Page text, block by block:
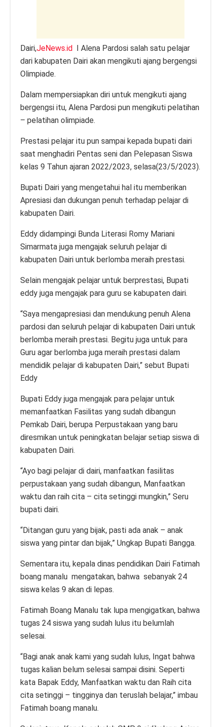
Dairi,JeNews.id I Alena Pardosi salah satu pelajar
dari kabupaten Dairi akan mengikuti ajang bergengsi
Olimpiade.
Dalam mempersiapkan diri untuk mengikuti ajang
bergengsi itu, Alena Pardosi pun mengikuti pelatihan
– pelatihan olimpiade.
Prestasi pelajar itu pun sampai kepada bupati dairi
saat menghadiri Pentas seni dan Pelepasan Siswa
kelas 9 Tahun ajaran 2022/2023, selasa(23/5/2023).
Bupati Dairi yang mengetahui hal itu memberikan
Apresiasi dan dukungan penuh terhadap pelajar di
kabupaten Dairi.
Eddy didampingi Bunda Literasi Romy Mariani
Simarmata juga mengajak seluruh pelajar di
kabupaten Dairi untuk berlomba meraih prestasi.
Selain mengajak pelajar untuk berprestasi, Bupati
eddy juga mengajak para guru se kabupaten dairi.
“Saya mengapresiasi dan mendukung penuh Alena
pardosi dan seluruh pelajar di kabupaten Dairi untuk
berlomba meraih prestasi. Begitu juga untuk para
Guru agar berlomba juga meraih prestasi dalam
mendidik pelajar di kabupaten Dairi,” sebut Bupati
Eddy
Bupati Eddy juga mengajak para pelajar untuk
memanfaatkan Fasilitas yang sudah dibangun
Pemkab Dairi, berupa Perpustakaan yang baru
diresmikan untuk peningkatan belajar setiap siswa di
kabupaten Dairi.
“Ayo bagi pelajar di dairi, manfaatkan fasilitas
perpustakaan yang sudah dibangun, Manfaatkan
waktu dan raih cita – cita setinggi mungkin,” Seru
bupati dairi.
“Ditangan guru yang bijak, pasti ada anak – anak
siswa yang pintar dan bijak,” Ungkap Bupati Bangga.
Sementara itu, kepala dinas pendidikan Dairi Fatimah
boang manalu mengatakan, bahwa sebanyak 24
siswa kelas 9 akan di lepas.
Fatimah Boang Manalu tak lupa mengigatkan, bahwa
tugas 24 siswa yang sudah lulus itu belumlah
selesai.
“Bagi anak anak kami yang sudah lulus, Ingat bahwa
tugas kalian belum selesai sampai disini. Seperti
kata Bapak Eddy, Manfaatkan waktu dan Raih cita
cita setinggi – tingginya dan teruslah belajar,” imbau
Fatimah boang manalu.